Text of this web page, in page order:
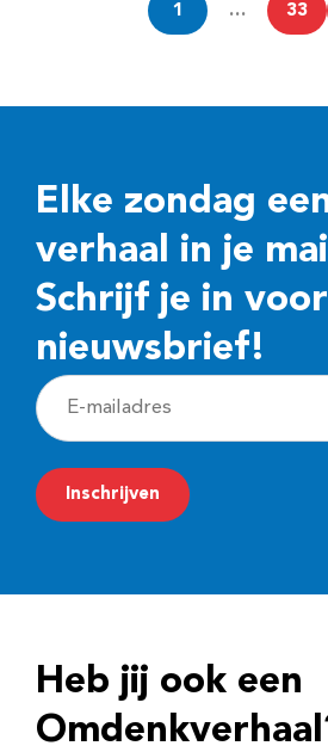
1 … 33
Elke zondag
verhaal in je
Schrijf je in
nieuwsbrief!
E
-
m
a
r
e
Inschrijven
Heb jij ook een